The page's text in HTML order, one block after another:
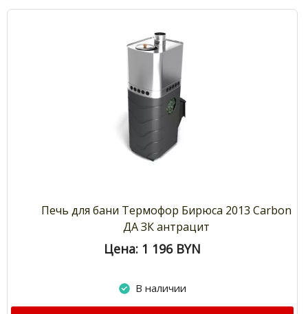
Печь для бани Термофор Бирюса 2013 Carbon
ДА ЗК антрацит
Цена: 1 196 BYN
В наличии